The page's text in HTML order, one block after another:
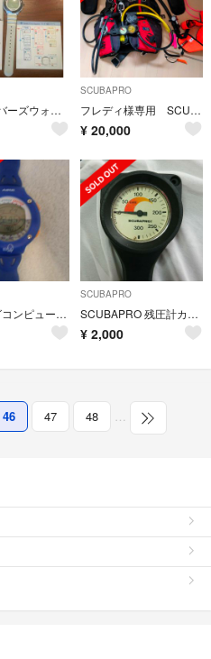
kiki様ダイバーズウォッチXtender Quattro（電池切れ）
SCUBAPRO
フレディ様専用 SCUBAPRO ダイビング 重機材 1式
¥ 20,000
ダイビングコンピュータAIRE B.U.G Jelly (SPRO GUMI)
SCUBAPRO
SCUBAPRO 残圧計カバー付
¥ 2,000
46 47 48 …